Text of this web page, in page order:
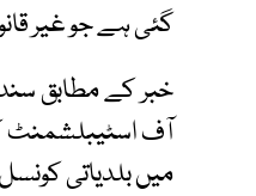
گئی ہے جو غیر
خبر کے مطابق
آف اسٹیبلشمنٹ
میں بلدیاتی